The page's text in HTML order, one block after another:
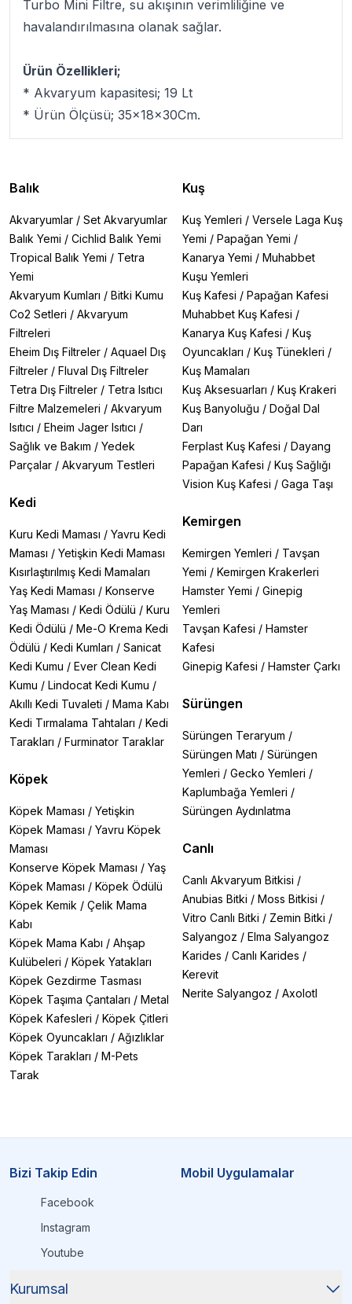
Turbo Mini Filtre, su akışının verimliliğine ve
havalandırılmasına olanak sağlar.
Ürün Özellikleri;
* Akvaryum kapasitesi; 19 Lt
* Ürün Ölçüsü; 35x18x30Cm.
Balık
Akvaryumlar / Set Akvaryumlar
Balık Yemi / Cichlid Balık Yemi
Tropical Balık Yemi / Tetra
Yemi
Akvaryum Kumları / Bitki Kumu
Co2 Setleri / Akvaryum
Filtreleri
Eheim Dış Filtreler / Aquael Dış
Filtreler / Fluval Dış Filtreler
Tetra Dış Filtreler / Tetra Isıtıcı
Filtre Malzemeleri / Akvaryum
Isıtıcı / Eheim Jager Isıtıcı /
Sağlık ve Bakım / Yedek
Parçalar / Akvaryum Testleri
Kedi
Kuru Kedi Maması / Yavru Kedi
Maması / Yetişkin Kedi Maması
Kısırlaştırılmış Kedi Mamaları
Yaş Kedi Maması / Konserve
Yaş Maması / Kedi Ödülü / Kuru
Kedi Ödülü / Me-O Krema Kedi
Ödülü / Kedi Kumları / Sanicat
Kedi Kumu / Ever Clean Kedi
Kumu / Lindocat Kedi Kumu /
Akıllı Kedi Tuvaleti / Mama Kabı
Kedi Tırmalama Tahtaları / Kedi
Tarakları / Furminator Taraklar
Köpek
Köpek Maması / Yetişkin
Köpek Maması / Yavru Köpek
Maması
Konserve Köpek Maması / Yaş
Köpek Maması / Köpek Ödülü
Köpek Kemik / Çelik Mama
Kabı
Köpek Mama Kabı / Ahşap
Kulübeleri / Köpek Yatakları
Köpek Gezdirme Tasması
Köpek Taşıma Çantaları / Metal
Köpek Kafesleri / Köpek Çitleri
Köpek Oyuncakları / Ağızlıklar
Köpek Tarakları / M-Pets
Tarak
Kuş
Kuş Yemleri / Versele Laga Kuş
Yemi / Papağan Yemi /
Kanarya Yemi / Muhabbet
Kuşu Yemleri
Kuş Kafesi / Papağan Kafesi
Muhabbet Kuş Kafesi /
Kanarya Kuş Kafesi / Kuş
Oyuncakları / Kuş Tünekleri /
Kuş Mamaları
Kuş Aksesuarları / Kuş Krakeri
Kuş Banyoluğu / Doğal Dal
Darı
Ferplast Kuş Kafesi / Dayang
Papağan Kafesi / Kuş Sağlığı
Vision Kuş Kafesi / Gaga Taşı
Kemirgen
Kemirgen Yemleri / Tavşan
Yemi / Kemirgen Krakerleri
Hamster Yemi / Ginepig
Yemleri
Tavşan Kafesi / Hamster
Kafesi
Ginepig Kafesi / Hamster Çarkı
Sürüngen
Sürüngen Teraryum /
Sürüngen Matı / Sürüngen
Yemleri / Gecko Yemleri /
Kaplumbağa Yemleri /
Sürüngen Aydınlatma
Canlı
Canlı Akvaryum Bitkisi /
Anubias Bitki / Moss Bitkisi /
Vitro Canlı Bitki / Zemin Bitki /
Salyangoz / Elma Salyangoz
Karides / Canlı Karides /
Kerevit
Nerite Salyangoz / Axolotl
Bizi Takip Edin
Facebook
Instagram
Youtube
Mobil Uygulamalar
Kurumsal